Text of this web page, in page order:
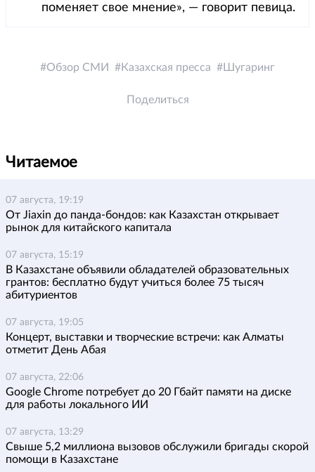
поменяет свое мнение», — говорит певица.
Обзор СМИ Казахская пресса Шугаринг
Поделиться
Читаемое
07 августа, 19:19
От Jiaxin до панда-бондов: как Казахстан открывает
рынок для китайского капитала
07 августа, 15:19
В Казахстане объявили обладателей образовательных
грантов: бесплатно будут учиться более 75 тысяч
абитуриентов
07 августа, 19:05
Концерт, выставки и творческие встречи: как Алматы
отметит День Абая
07 августа, 22:06
Google Chrome потребует до 20 Гбайт памяти на диске
для работы локального ИИ
07 августа, 13:29
Свыше 5,2 миллиона вызовов обслужили бригады скорой
помощи в Казахстане